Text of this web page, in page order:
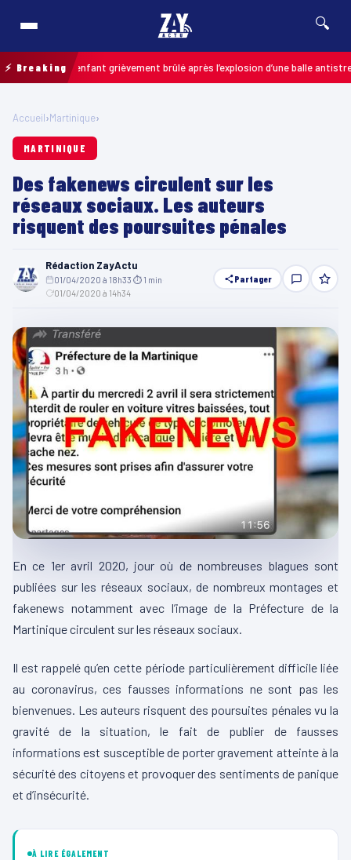
🔍
⚡ Breaking
: un enfant grièvement brûlé après l’explosion d’une balle antistress
Accueil›Martinique›
MARTINIQUE
Des fakenews circulent sur les
réseaux sociaux. Les auteurs
risquent des poursuites pénales
Rédaction ZayActu
01/04/2020 à 18h33 ⏱ 1 min
01/04/2020 à 14h34
Partager
En ce 1er avril 2020, jour où de nombreuses blagues sont
publiées sur les réseaux sociaux, de nombreux montages et
fakenews notamment avec l’image de la Préfecture de la
Martinique circulent sur les réseaux sociaux.
Il est rappelé qu’en cette période particulièrement difficile liée
au coronavirus, ces fausses informations ne sont pas les
bienvenues. Les auteurs risquent des poursuites pénales vu la
gravité de la situation, le fait de publier de fausses
informations est susceptible de porter gravement atteinte à la
sécurité des citoyens et provoquer des sentiments de panique
et d’insécurité.
À LIRE ÉGALEMENT